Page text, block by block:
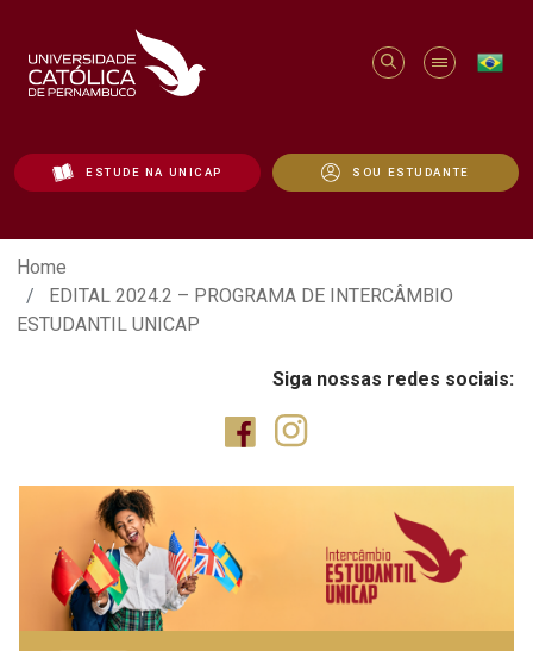
ESTUDE NA UNICAP SOU ESTUDANTE
EDITAL 2024.2 – PROGRAMA DE
Home
EDITAL 2024.2 – PROGRAMA DE INTERCÂMBIO
ESTUDANTIL UNICAP
Siga nossas redes sociais: